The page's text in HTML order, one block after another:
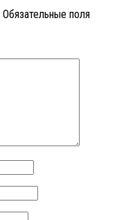
Обязательные поля